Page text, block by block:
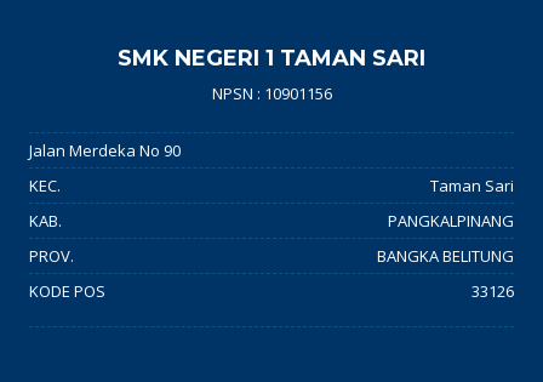
SMK NEGERI 1 TAMAN SARI
NPSN : 10901156
Jalan Merdeka No 90
KEC.
Taman Sari
KAB.
PANGKALPINANG
PROV.
BANGKA BELITUNG
KODE POS
33126